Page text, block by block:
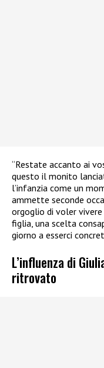
“Restate accanto ai
questo il monito
l’infanzia come un
ammette seconde
orgoglio di voler
figlia, una scelta
giorno a esserci
L’influenza di
ritrovato